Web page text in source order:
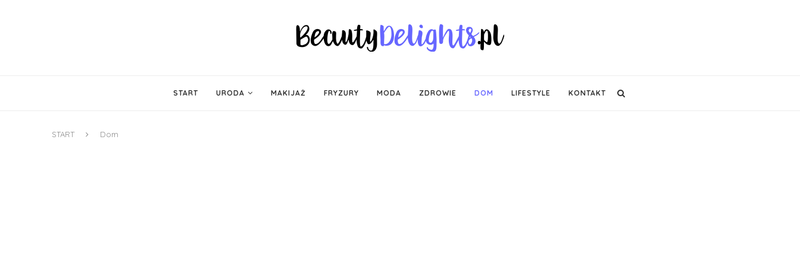
START URODA MAKIJAŻ FRYZURY MODA ZDROWIE DOM LIFESTYLE KONTAKT
START Dom